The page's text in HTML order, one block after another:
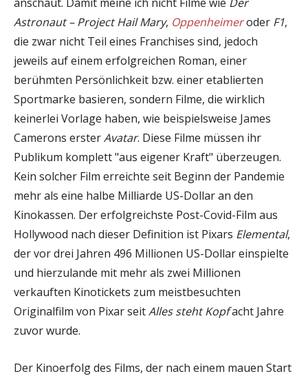
Astronaut – Project Hail Mary, Oppenheimeroder F1,
die zwar nicht Teil eines Franchises sind, jedoch
jeweils auf einem erfolgreichen Roman, einer
berühmten Persönlichkeit bzw. einer etablierten
Sportmarke basieren, sondern Filme, die wirklich
keinerlei Vorlage haben, wie beispielsweise James
Camerons ersterAvatar. Diese Filme müssen ihr
Publikum komplett "aus eigener Kraft" überzeugen.
Kein solcher Film erreichte seit Beginn der Pandemie
mehr als eine halbe Milliarde US-Dollar an den
Kinokassen. Der erfolgreichste Post-Covid-Film aus
Hollywood nach dieser Definition ist Pixars Elemental,
der vor drei Jahren 496 Millionen US-Dollar einspielte
und hierzulande mit mehr als zwei Millionen
verkauften Kinotickets zum meistbesuchten
Originalfilm von Pixar seitAlles steht Kopfacht Jahre
zuvor wurde.
Der Kinoerfolg des Films, der nach einem mauen Start